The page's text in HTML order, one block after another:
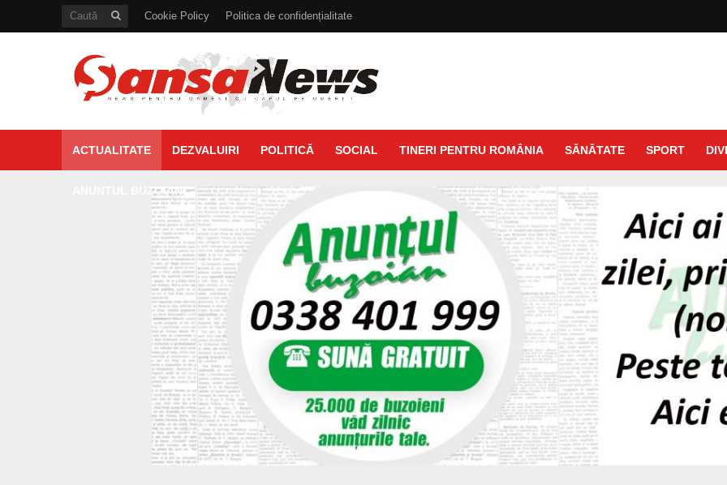
Cookie Policy Politica de confidențialitate
ACTUALITATE DEZVALUIRI POLITICĂ SOCIAL TINERI PENTRU ROMÂNIA SĂNĂTATE SPORT
ANUNTUL BUZOIAN